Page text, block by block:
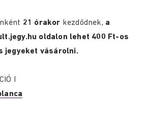
21 órakor kezdődnek, a
oldalon lehet 400 Ft-os
jegyeket vásárolni.
I